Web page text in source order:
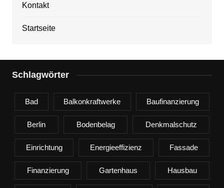
Kontakt
Startseite
Schlagwörter
Bad Balkonkraftwerke Baufinanzierung
Berlin Bodenbelag Denkmalschutz
Einrichtung Energieeffizienz Fassade
Finanzierung Gartenhaus Hausbau